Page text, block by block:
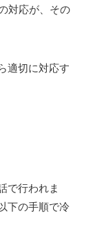
対応が、その
適切に対応す
で行われま
下の手順で冷